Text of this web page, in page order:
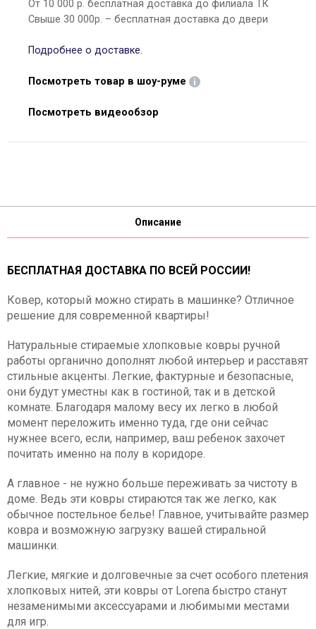
От 10 000 р. бесплатная доставка до филиала ТК
Свыше 30 000р. – бесплатная доставка до двери
Подробнее о доставке.
Посмотреть товар в шоу-руме
Посмотреть видеообзор
Описание
БЕСПЛАТНАЯ ДОСТАВКА ПО ВСЕЙ РОССИИ!
Ковер, который можно стирать в машинке? Отличное
решение для современной квартиры!
Натуральные стираемые хлопковые ковры ручной
работы органично дополнят любой интерьер и расставят
стильные акценты. Легкие, фактурные и безопасные,
они будут уместны как в гостиной, так и в детской
комнате. Благодаря малому весу их легко в любой
момент переложить именно туда, где они сейчас
нужнее всего, если, например, ваш ребенок захочет
почитать именно на полу в коридоре.
А главное - не нужно больше переживать за чистоту в
доме. Ведь эти ковры стираются так же легко, как
обычное постельное белье! Главное, учитывайте размер
ковра и возможную загрузку вашей стиральной
машинки.
Легкие, мягкие и долговечные за счет особого плетения
хлопковых нитей, эти ковры от Lorena быстро станут
незаменимыми аксессуарами и любимыми местами
для игр.